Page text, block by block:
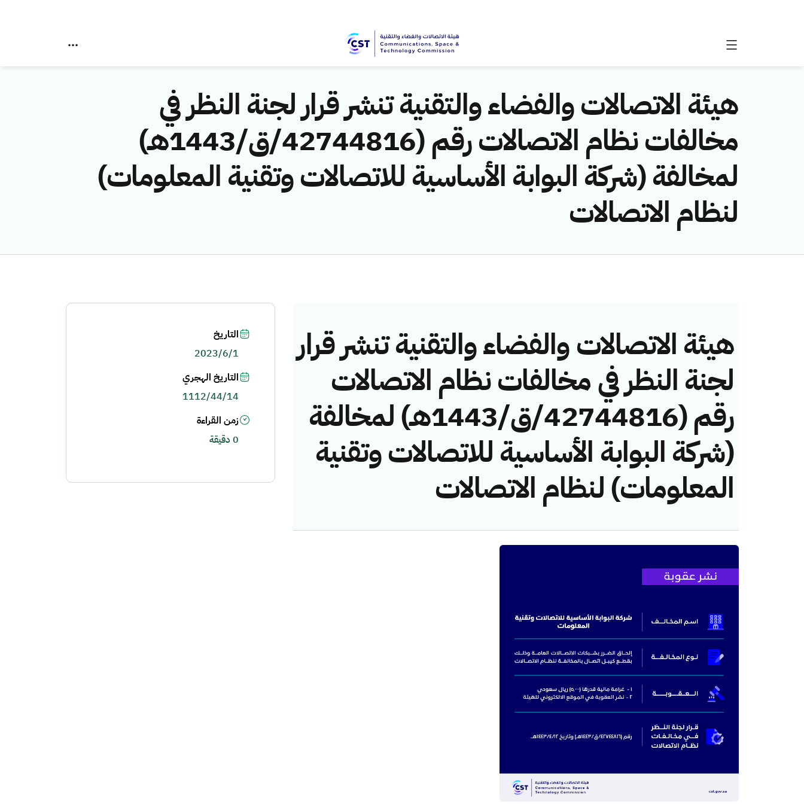
هيئة الاتصالات والفضاء والتقنية تنشر قرار لجنة النظر في
مخالفات نظام الاتصالات رقم (42744816/ق/1443هـ)
لمخالفة (شركة البوابة الأساسية للاتصالات وتقنية المعلومات)
لنظام الاتصالات
هيئة الاتصالات والفضاء والتقنية تنشر قرار
لجنة النظر في مخالفات نظام الاتصالات
رقم (42744816/ق/1443هـ) لمخالفة
(شركة البوابة الأساسية للاتصالات وتقنية
المعلومات) لنظام الاتصالات
التاريخ
2023/6/1
التاريخ الهجري
1112/44/14
زمن القراءة
0 دقيقة